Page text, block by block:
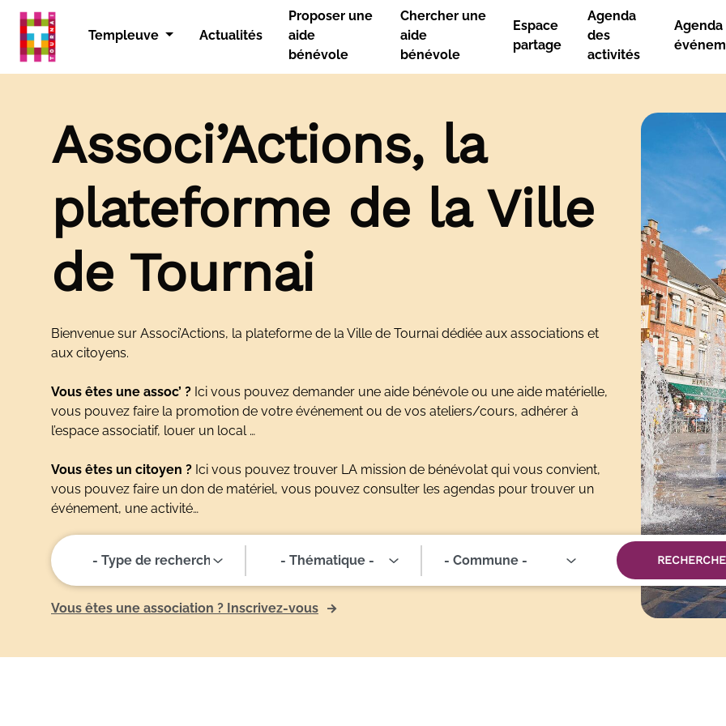
Templeuve Actualités
Proposer une
aide
bénévole
Chercher une
aide
bénévole
Espace
partage
Agenda
des
activités
Agenda
Associ’Actions, la
plateforme de la Ville
de Tournai
Bienvenue sur Associ’Actions, la plateforme de la Ville de Tournai dédiée aux associations et
aux citoyens.
Vous êtes une assoc’ ? Ici vous pouvez demander une aide bénévole ou une aide matérielle,
vous pouvez faire la promotion de votre événement ou de vos ateliers/cours, adhérer à
l’espace associatif, louer un local …
Vous êtes un citoyen ? Ici vous pouvez trouver LA mission de bénévolat qui vous convient,
vous pouvez faire un don de matériel, vous pouvez consulter les agendas pour trouver un
événement, une activité…
- Thématique -
Vous êtes une association ? Inscrivez-vous
Panneau de gestion des cookies